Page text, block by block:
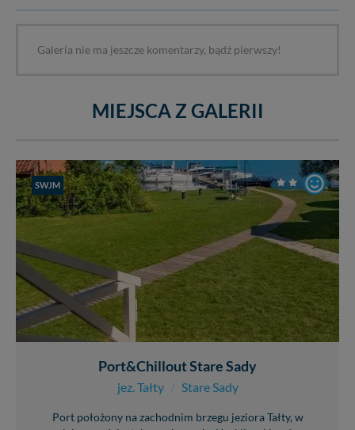
Galeria nie ma jeszcze komentarzy, bądź pierwszy!
MIEJSCA Z GALERII
SWJM
Port&Chillout Stare Sady
jez. Tałty / Stare Sady
Port położony na zachodnim brzegu jeziora Tałty, w